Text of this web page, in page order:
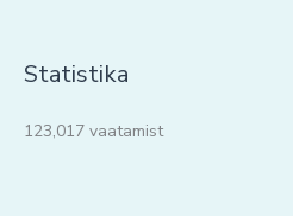
Statistika
123,017 vaatamist